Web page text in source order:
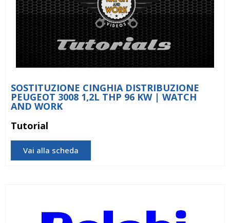
SOSTITUZIONE CINGHIA DISTRIBUZIONE
PEUGEOT 3008 1,2L THP 96 KW | WATCH
AND WORK
Tutorial
Vai alla scheda